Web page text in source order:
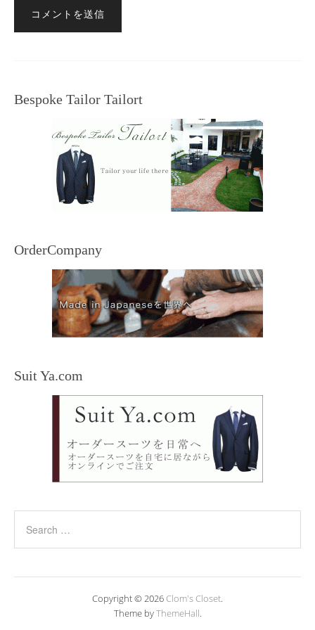
Bespoke Tailor Tailort
OrderCompany
Suit Ya.com
Copyright © 2026 Clom's Closet.
Theme byThemeHall.